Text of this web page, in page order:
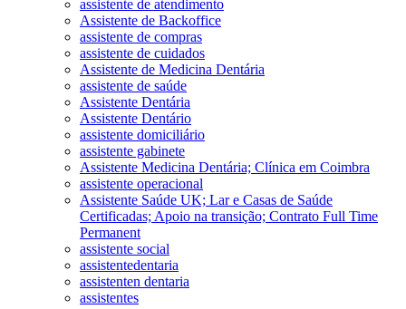
assistente de atendimento
Assistente de Backoffice
assistente de compras
assistente de cuidados
Assistente de Medicina Dentária
assistente de saúde
Assistente Dentária
Assistente Dentário
assistente domiciliário
assistente gabinete
Assistente Medicina Dentária; Clínica em Coimbra
assistente operacional
Assistente Saúde UK; Lar e Casas de Saúde
Certificadas; Apoio na transição; Contrato Full Time
Permanent
assistente social
assistentedentaria
assistenten dentaria
assistentes